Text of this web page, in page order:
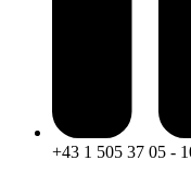
+43 1 505 37 05 -